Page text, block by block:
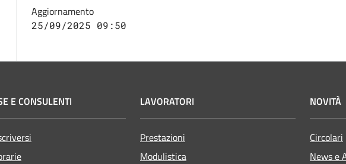
Aggiornamento
25/09/2025 09:50
E CONSULENTI LAVORATORI
Prestazioni
Modulistica
NOVITÀ
Circolari
News e